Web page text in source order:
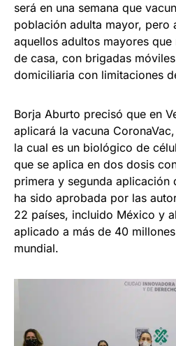
será en una semana que
población adulta mayor, pero
aquellos adultos mayores
de casa, con brigadas
domiciliaria con limitaciones
Borja Aburto precisó que en
aplicará la vacuna
la cual es un biológico de
que se aplica en dos dosis
primera y segunda aplicación
ha sido aprobada por las
22 países, incluido México y
aplicado a más de 40
mundial.